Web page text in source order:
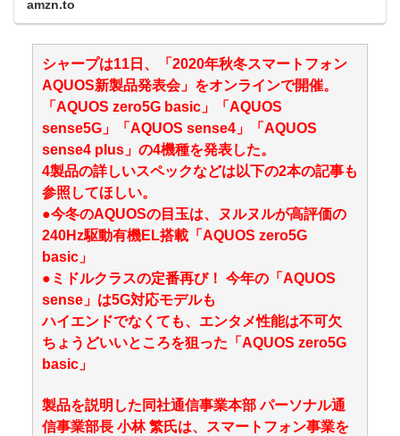
amzn.to
シャープは11日、「2020年秋冬スマートフォン
AQUOS新製品発表会」をオンラインで開催。
「AQUOS zero5G basic」「AQUOS
sense5G」「AQUOS sense4」「AQUOS
sense4 plus」の4機種を発表した。
4製品の詳しいスペックなどは以下の2本の記事も
参照してほしい。
●今冬のAQUOSの目玉は、ヌルヌルが高評価の
240Hz駆動有機EL搭載「AQUOS zero5G
basic」
●ミドルクラスの定番再び！ 今年の「AQUOS
sense」は5G対応モデルも
ハイエンドでなくても、エンタメ性能は不可欠
ちょうどいいところを狙った「AQUOS zero5G
basic」
製品を説明した同社通信事業本部 パーソナル通
信事業部長 小林 繁氏は、スマートフォン事業を